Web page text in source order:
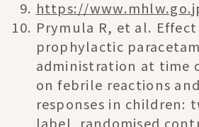
https://
Prymula R, et al.
prophylactic
administration at time
on febrile reactions
responses in children:
label, randomised